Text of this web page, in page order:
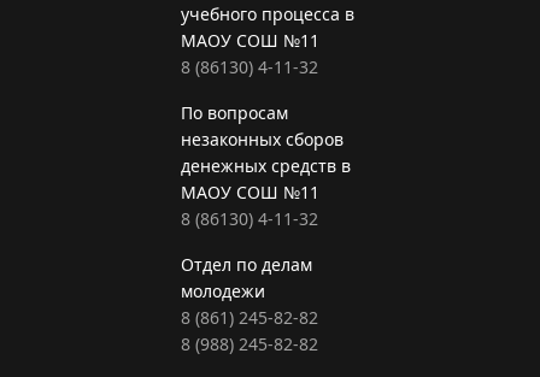
учебного процесса в
МАОУ СОШ №11
8 (86130) 4-11-32
По вопросам
незаконных сборов
денежных средств в
МАОУ СОШ №11
8 (86130) 4-11-32
Отдел по делам
молодежи
8 (861) 245-82-82
8 (988) 245-82-82